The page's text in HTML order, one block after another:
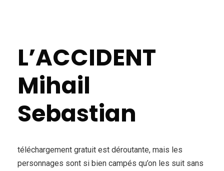
L’ACCIDENT
Mihail
Sebastian
téléchargement gratuit est déroutante, mais les
personnages sont si bien campés qu’on les suit sans